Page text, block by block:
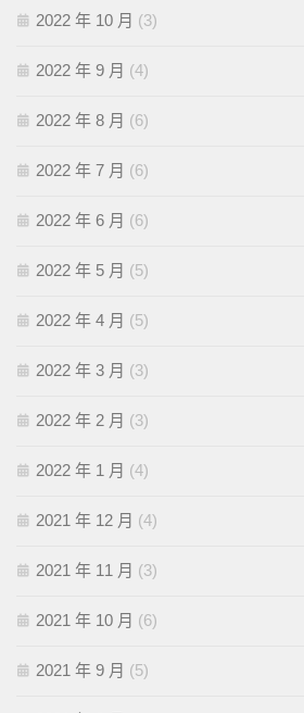
2022 年 10 月 (3)
2022 年 9 月 (4)
2022 年 8 月 (6)
2022 年 7 月 (6)
2022 年 6 月 (6)
2022 年 5 月 (5)
2022 年 4 月 (5)
2022 年 3 月 (3)
2022 年 2 月 (3)
2022 年 1 月 (4)
2021 年 12 月 (4)
2021 年 11 月 (3)
2021 年 10 月 (6)
2021 年 9 月 (5)